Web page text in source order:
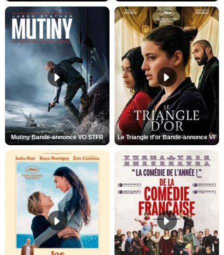
Mutiny Bande-annonce VO STFR Le Triangle d'or Bande-annonce VF